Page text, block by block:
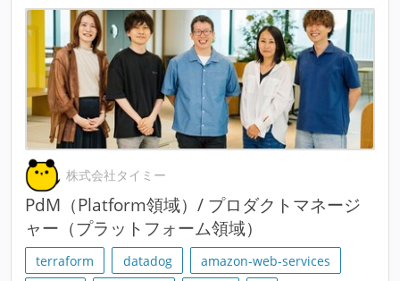
株式会社タイミー
PdM（Platform領域）/ プロダクトマネージ
ャー（プラットフォーム領域）
terraform datadog
amazon-web-services